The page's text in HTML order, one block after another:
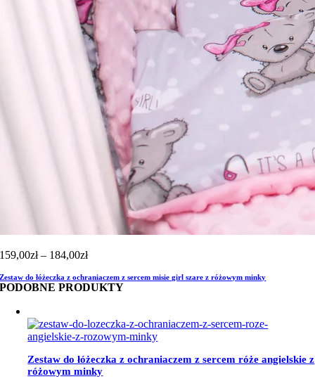
159,00zł – 184,00złZakres
od
159,00zł
184,00zł
Zestaw do łóżeczka z ochraniaczem z sercem misie girl szare z różowym minky
PODOBNE PRODUKTY
Zestaw do łóżeczka z ochraniaczem z sercem róże angielskie z
różowym minky